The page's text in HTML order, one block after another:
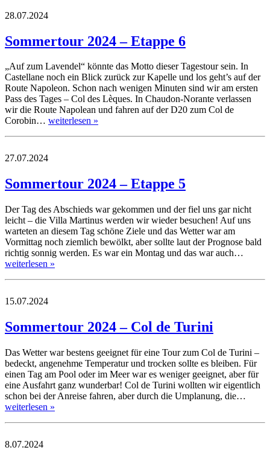
28.07.2024
Sommertour 2024 – Etappe 6
„Auf zum Lavendel“ könnte das Motto dieser Tagestour sein. In
Castellane noch ein Blick zurück zur Kapelle und los geht’s auf der
Route Napoleon. Schon nach wenigen Minuten sind wir am ersten
Pass des Tages – Col des Lèques. In Chaudon-Norante verlassen
wir die Route Napolean und fahren auf der D20 zum Col de
Corobin… weiterlesen »
27.07.2024
Sommertour 2024 – Etappe 5
Der Tag des Abschieds war gekommen und der fiel uns gar nicht
leicht – die Villa Martinus werden wir wieder besuchen! Auf uns
warteten an diesem Tag schöne Ziele und das Wetter war am
Vormittag noch ziemlich bewölkt, aber sollte laut der Prognose bald
richtig sonnig werden. Es war ein Montag und das war auch…
weiterlesen »
15.07.2024
Sommertour 2024 – Col de Turini
Das Wetter war bestens geeignet für eine Tour zum Col de Turini –
bedeckt, angenehme Temperatur und trocken sollte es bleiben. Für
einen Tag am Pool oder im Meer war es weniger geeignet, aber für
eine Ausfahrt ganz wunderbar! Col de Turini wollten wir eigentlich
schon bei der Anreise fahren, aber durch die Umplanung, die…
weiterlesen »
8.07.2024